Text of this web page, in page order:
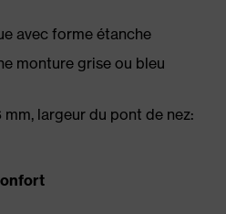
avec forme étanche
monture grise ou bleu
mm, largeur du pont de nez: